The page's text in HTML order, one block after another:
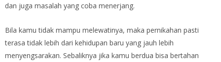
dan juga masalah yang coba menerjang.
Bila kamu tidak mampu melewatinya, maka pernikahan pasti
terasa tidak lebih dari kehidupan baru yang jauh lebih
menyengsarakan. Sebaliknya jika kamu berdua bisa bertahan